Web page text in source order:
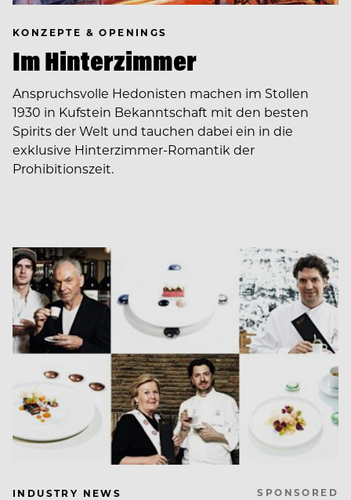
KONZEPTE & OPENINGS
Im Hinterzimmer
Anspruchsvolle Hedonisten machen im Stollen
1930 in Kufstein Bekanntschaft mit den besten
Spirits der Welt und tauchen dabei ein in die
exklusive Hinterzimmer-Romantik der
Prohibitionszeit.
INDUSTRY NEWS SPONSORED